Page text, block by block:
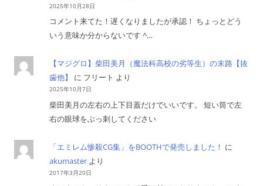
2025年10月28日
コメント来てた！遅くなりましたが承認！ ちょっとどう
いう意味か分からないです ^…
【マジグロ】柴田美月（魔法科高校の劣等生）の末路【抜
歯他】
に フリート より
2025年10月7日
柴田美月の左右の上下目蓋だけでいいです。 短い筒で左
右の眼球をぶっ刺してください
「エミレム惨殺CG集」をBOOTHで発売しました！ に
akumaster より
2017年3月20日